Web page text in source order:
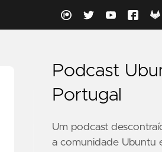
Podcast
Portugal
Um podcast
a comunidade Ubuntu